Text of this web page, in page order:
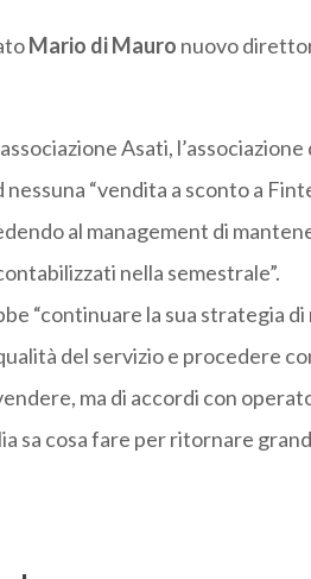
Mario di Mauro nuovo
Asati,
“vendita a sconto a
al management di
nella semestrale”.
“continuare la sua strategia
del servizio e procedere
ma di accordi con
sa cosa fare per ritornare